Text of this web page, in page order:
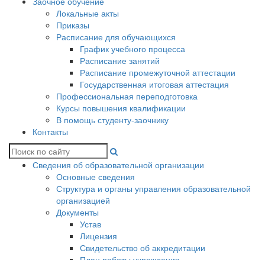
Локальные акты
Приказы
Расписание для обучающихся
График учебного процесса
Расписание занятий
Расписание промежуточной аттестации
Государственная итоговая аттестация
Профессиональная переподготовка
Курсы повышения квалификации
В помощь студенту-заочнику
Контакты
Сведения об образовательной организации
Основные сведения
Структура и органы управления образовательной
организацией
Документы
Устав
Лицензия
Свидетельство об аккредитации